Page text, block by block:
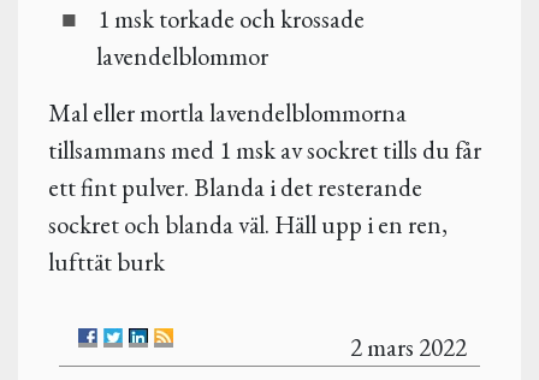
1 msk torkade och krossade
lavendelblommor
Mal eller mortla lavendelblommorna
tillsammans med 1 msk av sockret tills du får
ett fint pulver. Blanda i det resterande
sockret och blanda väl. Häll upp i en ren,
lufttät burk
2 mars 2022